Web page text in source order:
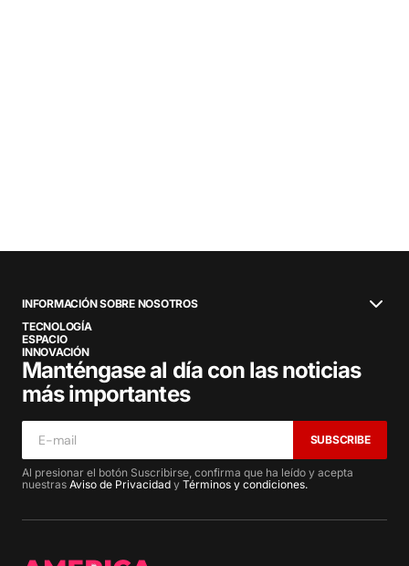
INFORMACIÓN SOBRE NOSOTROS
TECNOLOGÍA
ESPACIO
INNOVACIÓN
Manténgase al día con las noticias
más importantes
SUBSCRIBE
Al presionar el botón Suscribirse, confirma que ha leído y acepta
nuestras Aviso de Privacidad y Términos y condiciones.